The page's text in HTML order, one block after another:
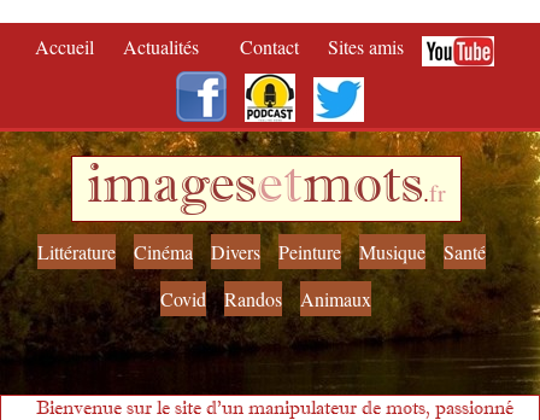
Accueil Actualités Contact Sites amis
imagesetmots.fr
Littérature Cinéma Divers Peinture Musique
Santé
Covid
Randos Animaux
Bienvenue sur le site d'un manipulateur de mots, passionné